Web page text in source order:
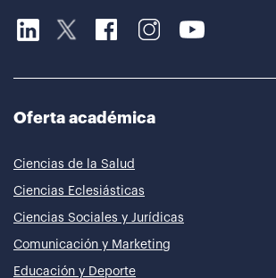
Oferta académica
Ciencias de la Salud
Ciencias Eclesiásticas
Ciencias Sociales y Jurídicas
Comunicación y Marketing
Educación y Deporte